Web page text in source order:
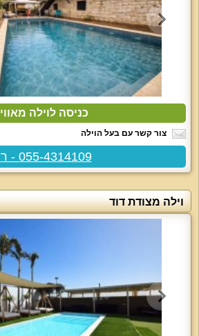
כניסה לוילה מאווי
צור קשר עם בעל הוילה
055-4314109 - רן
וילה מצודת דוד